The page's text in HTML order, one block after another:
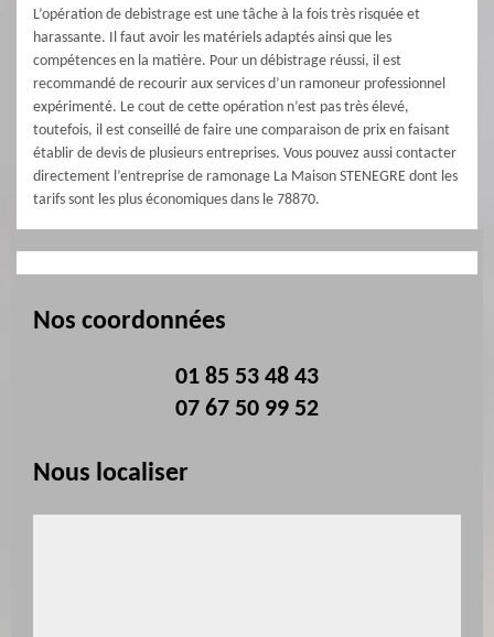
L’opération de debistrage est une tâche à la fois très risquée et
harassante. Il faut avoir les matériels adaptés ainsi que les
compétences en la matière. Pour un débistrage réussi, il est
recommandé de recourir aux services d’un ramoneur professionnel
expérimenté. Le cout de cette opération n’est pas très élevé,
toutefois, il est conseillé de faire une comparaison de prix en faisant
établir de devis de plusieurs entreprises. Vous pouvez aussi contacter
directement l’entreprise de ramonage La Maison STENEGRE dont les
tarifs sont les plus économiques dans le 78870.
Nos coordonnées
01 85 53 48 43
07 67 50 99 52
Nous localiser